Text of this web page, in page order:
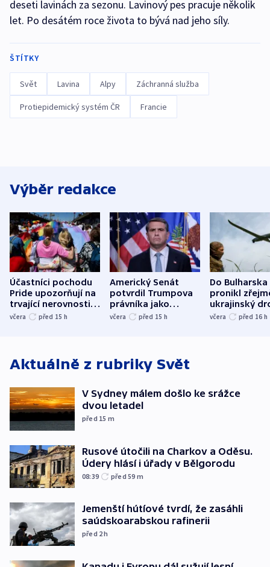
deseti lavinách za sezonu. Lavinový pes pracuje několik
let. Po desátém roce života to bývá nad jeho síly.
ŠTÍTKY
Svět Lavina Alpy Záchranná služba
Protiepidemický systém ČR Francie
Výběr redakce
Účastníci pochodu
Pride upozorňují na
trvající nerovnosti i
společenskou
včera před 15 h
Americký Senát
potvrdil Trumpova
právníka jako
ministra
včera před 15 h
Do Bulharska
pronikl
ukrajinský
explodoval
včera před 16 h
Aktuálně z rubriky Svět
V Sydney málem došlo ke srážce
dvou letadel
před 15 m
Rusové útočili na Charkov a Oděsu.
Údery hlásí i úřady v Bělgorodu
08:39 před 59 m
Jemenští hútíové tvrdí, že zasáhli
saúdskoarabskou rafinerii
před 2h